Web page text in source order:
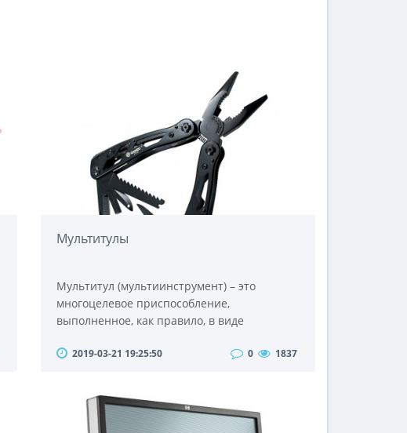
Мультитулы
Мультитул (мультиинструмент) – это
многоцелевое приспособление,
выполненное, как правило, в виде
ручек могут храниться приспособления,
инструмента считается Тим Лезерман.
Принципиальное отличие от перочинного
2019-03-21 19:25:50 0 1837